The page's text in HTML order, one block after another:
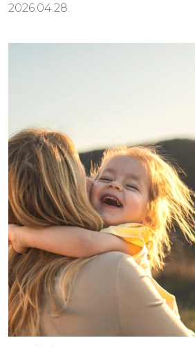
2026.04.28.